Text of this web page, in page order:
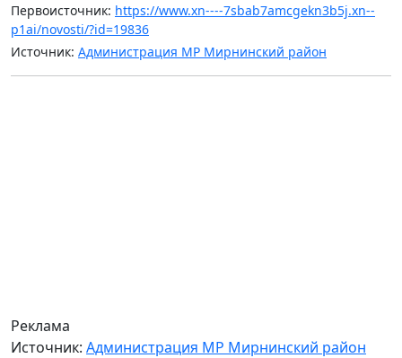
Первоисточник: https://www.xn----7sbab7amcgekn3b5j.xn--
p1ai/novosti/?id=19836
Источник: Администрация МР Мирнинский район
Реклама
Источник: Администрация МР Мирнинский район